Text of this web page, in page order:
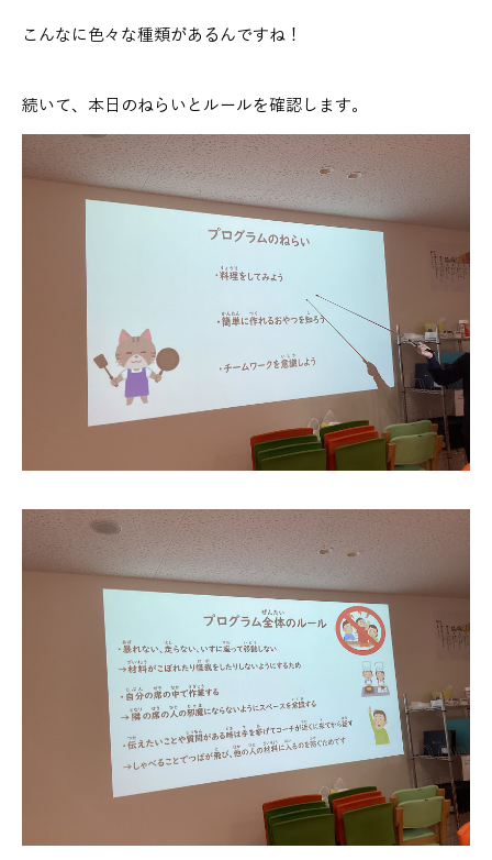
こんなに色々な種類があるんですね！
続いて、本日のねらいとルールを確認します。